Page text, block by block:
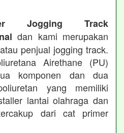
Jogging Track
dan kami merupakan
penjual jogging track.
Airethane (PU)
komponen dan dua
yang memiliki
lantai olahraga dan
dari cat primer